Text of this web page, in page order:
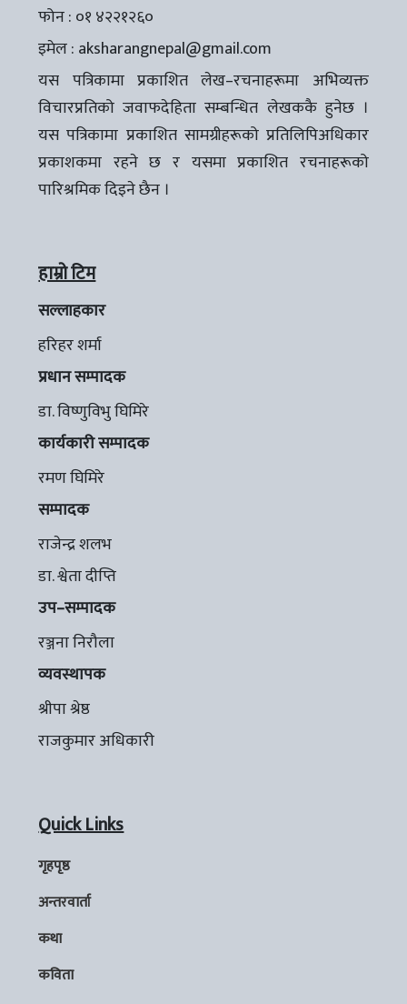
फोन : ०१ ४२२१२६०
इमेल : aksharangnepal@gmail.com
यस पत्रिकामा प्रकाशित लेख–रचनाहरूमा अभिव्यक्त
विचारप्रतिको जवाफदेहिता सम्बन्धित लेखककै हुनेछ ।
यस पत्रिकामा प्रकाशित सामग्रीहरूको प्रतिलिपिअधिकार
प्रकाशकमा रहने छ र यसमा प्रकाशित रचनाहरूको
पारिश्रमिक दिइने छैन ।
हाम्रो टिम
सल्लाहकार
हरिहर शर्मा
प्रधान सम्पादक
डा. विष्णुविभु घिमिरे
कार्यकारी सम्पादक
रमण घिमिरे
सम्पादक
राजेन्द्र शलभ
डा. श्वेता दीप्ति
उप–सम्पादक
रञ्जना निरौला
व्यवस्थापक
श्रीपा श्रेष्ठ
राजकुमार अधिकारी
Quick Links
गृहपृष्ठ
अन्तरवार्ता
कथा
कविता